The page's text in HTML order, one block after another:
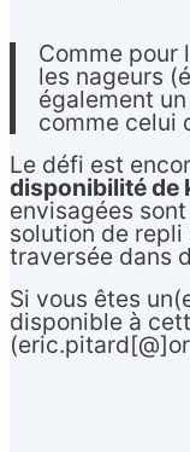
Comme pour
les nageurs
également
comme celui
Le défi est
disponibilité de
envisagées
solution de
traversée dans
Si vous êtes
disponible à